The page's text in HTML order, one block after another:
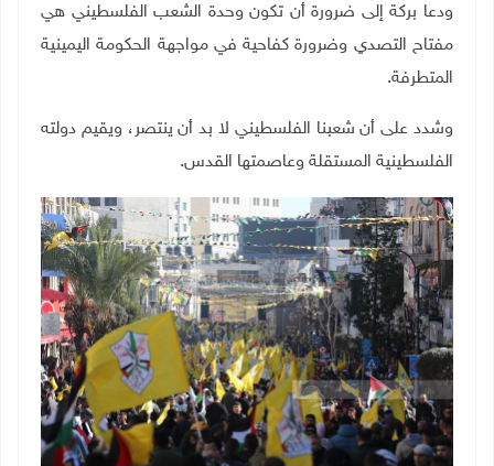
ودعا بركة إلى ضرورة أن تكون وحدة الشعب الفلسطيني هي
مفتاح التصدي وضرورة كفاحية في مواجهة الحكومة اليمينية
المتطرفة.
وشدد على أن شعبنا الفلسطيني لا بد أن ينتصر، ويقيم دولته
الفلسطينية المستقلة وعاصمتها القدس.